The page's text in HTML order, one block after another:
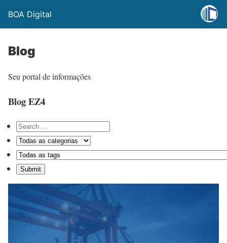
BOA Digital
Blog
Seu portal de informações
Blog EZ4